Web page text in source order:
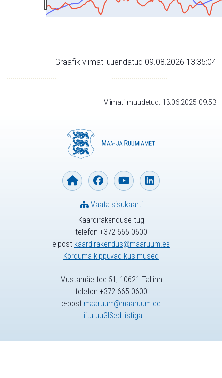
Graafik viimati uuendatud 09.08.2026 13:35:04
Viimati muudetud: 13.06.2025 09:53
Kaardirakenduse tugi
telefon +372 665 0600
e-post kaardirakendus@maaruum.ee
Korduma kippuvad küsimused
Vaata sisukaarti
Mustamäe tee 51, 10621 Tallinn
telefon +372 665 0600
e-post maaruum@maaruum.ee
Liitu uuGISed listiga